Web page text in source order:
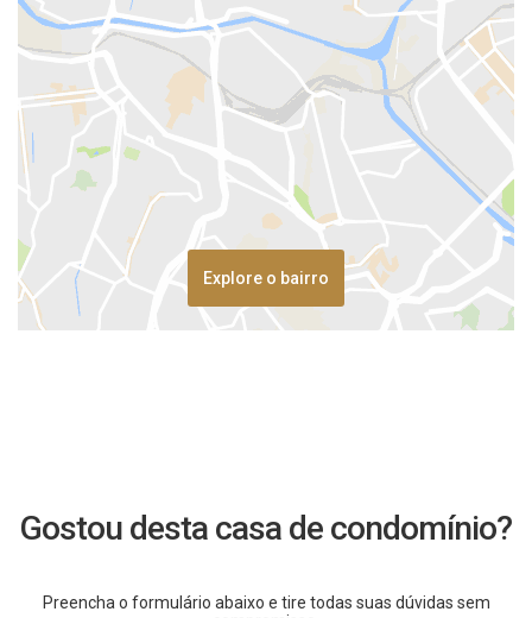
Explore o bairro
Gostou desta casa de condomínio?
Preencha o formulário abaixo e tire todas suas dúvidas sem